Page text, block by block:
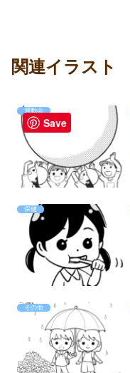
関連イラスト
運動会
保健
その他
Save